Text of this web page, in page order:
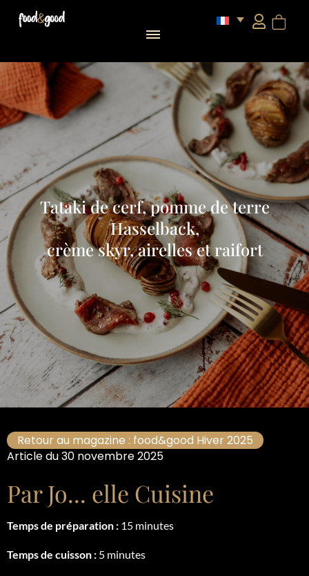
Tataki de cerf, pomme de terre
Hasselback,
crème skyr, airelles et raifort
Retour au magazine : food&good Hiver 2025
Article du 30 novembre 2025
Par Jo... elle Cuisine
Temps de préparation : 15 minutes
Temps de cuisson : 5 minutes